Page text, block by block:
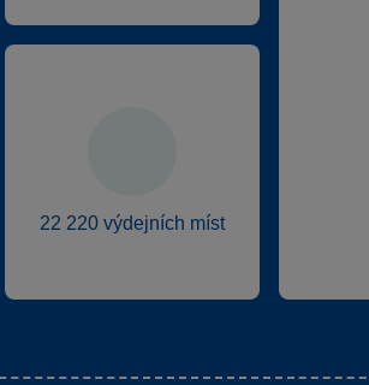
22 220 výdejních míst